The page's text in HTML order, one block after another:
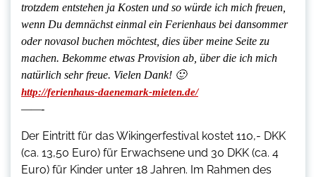
trotzdem entstehen ja Kosten und so würde ich mich freuen,
wenn Du demnächst einmal ein Ferienhaus bei dansommer
oder novasol buchen möchtest, dies über meine Seite zu
machen. Bekomme etwas Provision ab, über die ich mich
natürlich sehr freue. Vielen Dank! 🙂
http://ferienhaus-daenemark-mieten.de/
——-
Der Eintritt für das Wikingerfestival kostet 110,- DKK
(ca. 13,50 Euro) für Erwachsene und 30 DKK (ca. 4
Euro) für Kinder unter 18 Jahren. Im Rahmen des